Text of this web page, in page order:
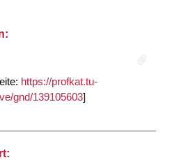
https://profkat.tu-
gnd/139105603]